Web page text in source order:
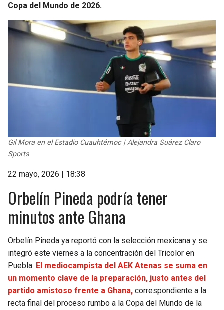
Copa del Mundo de 2026.
Gil Mora en el Estadio Cuauhtémoc | Alejandra Suárez Claro
Sports
22 mayo, 2026 | 18:38
Orbelín Pineda podría tener
minutos ante Ghana
Orbelín Pineda ya reportó con la selección mexicana y se
integró este viernes a la concentración del Tricolor en
Puebla. El mediocampista del AEK Atenas se suma en
un momento clave de la preparación, justo antes del
partido amistoso frente a Ghana, correspondiente a la
recta final del proceso rumbo a la Copa del Mundo de la